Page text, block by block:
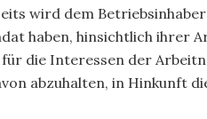
wird dem
haben, hinsichtlich ihrer
die Interessen der
abzuhalten, in Hinkunft